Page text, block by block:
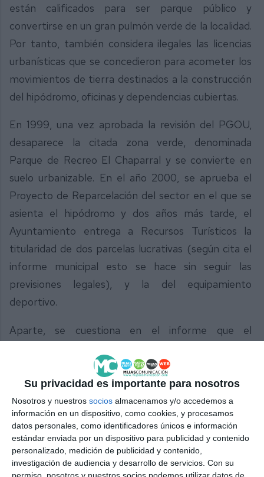
Su privacidad es importante para nosotros
Nosotros y nuestros socios almacenamos y/o accedemos a
información en un dispositivo, como cookies, y procesamos
datos personales, como identificadores únicos e información
estándar enviada por un dispositivo para publicidad y contenido
personalizado, medición de publicidad y contenido,
investigación de audiencia y desarrollo de servicios. Con su
están calificados para ser parque público y
convertirse en un gran pulmón verde de la localidad.
Por tanto, también considera ilegales las licencias
urbanísticas que se concedieron para acometer los
movimientos de tierra destinados a la construcción
del hipódromo, oficinas y dependencias cubiertas.
En 1999, una vez aprobada la revisión del PGOU,
desaparece la citada zona verde, denominada
Parque de Recreo El Chaparral y se convierte en
suelo urbanizable. En el año 2000, se aprueba el
Proyecto de Reparcelación del sector en el que se
asienta el hipódromo y dos años más tarde, el
Ayuntamiento entrega a Recursos Turísticos la
titularidad de dos parcelas lucrativas (según cita el
informe municipal esto se hace sin seguir las
previsiones legales), y la del equipamiento
deportivo.
Aparte, se cuestiona en el informe que el
arrendaticio anual a la sociedad municipal por el uso
del hipódromo y se pone en tela de juicio el
aumento de la edificabilidad para la construcción de
viviendas alrededor del mismo. Un incremento que
debería haber venido acompañado de una mayor
reserva de suelo para equipamiento público.